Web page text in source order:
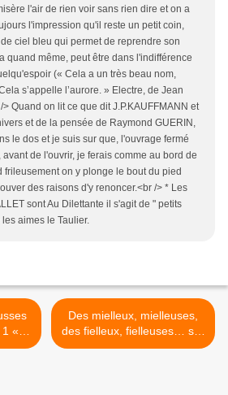
l'air de rien voir sans rien dire et on a
l'impression qu'il reste un petit coin,
ciel bleu qui permet de reprendre son
quand même, peut être dans l'indifférence
(« Cela a un très beau nom,
s’appelle l’aurore. » Electre, de Jean
Quand on lit ce que dit J.P.KAUFFMANN et
et de la pensée de Raymond GUERIN,
le dos et je suis sur que, l'ouvrage fermé
de l'ouvrir, je ferais comme au bord de
frileusement on y plonge le bout du pied
des raisons d'y renoncer.<br /> * Les
sont Au Dilettante il s'agit de " petits
aimes le Taulier.
«
Des mielleux, mielleuses,
des fielleux, fielleuses… sur
les réseaux sociaux. >